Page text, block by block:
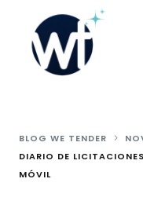
BLOG WE TENDER
DIARIO DE
MÓVIL